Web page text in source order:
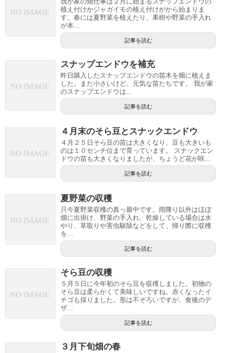
植え付けかジャガイモの植え付けがから始まりま
す。春には夏野菜を植えたり、果樹や野菜の手入れ
が本...
記事を読む
スナップエンドウを補充
昨日購入したスナップエンドウの苗木を畑に植えま
した。まだ小さいけど、元気な苗たちです。 我が家
のスナップエンドウは...
記事を読む
４月末のそら豆とスナックエンドウ
４月２５日そら豆の苗は大きくなり、豆も大きいも
のは１０センチ位まで育っています。 スナックエン
ドウの苗も大きくなりましたが、ちょうど花が咲...
記事を読む
夏野菜の収穫
只今夏野菜収穫の真っ最中です。雨降り以外はほぼ
畑に出掛け、野菜の手入れ、乾燥している場合は水
やり、草取りや害虫駆除などをして、帰り際に収穫
を...
記事を読む
そら豆の収穫
５月５日に今年初のそら豆を収穫しました。初物の
そら豆は柔らかくて美味しいですね。赤くなったイ
チゴも採りました。形は不ぞろいですが、食後のデ
ザ...
記事を読む
３月下旬畑の春